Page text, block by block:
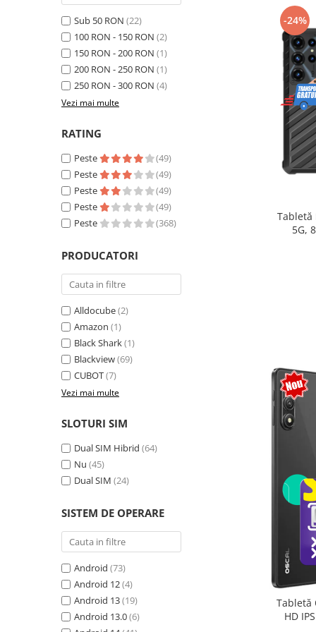
Telefoane mobile Realme
Telefoane mobile ZTE Nubia
Telefoane mobile ALTE BRANDURI
Tablete PC, mini PC si laptopuri
Tablete PC
Tablete pc cu proiector video
Laptop-uri
Monitoare pc
TV si Proiectoare Smart
Camere auto, home si sport
Camere auto DVR
Oglinzi auto smart cu camera
Camere Supraveghere
Mini Video Camera
Accesorii Camere Supraveghere
Casti Wireless
Casti cu Fir
Casti Profesionale
Ceasuri si Inele smart, bratari
Smartwatch
Ceasuri Smart pentru copii
Bratari Fitness
Accesorii Smartwatch
Trotinete electrice si accesorii
Sub 50 RON (22)
100 RON - 150 RON (2)
150 RON - 200 RON (1)
200 RON - 250 RON (1)
250 RON - 300 RON (4)
Vezi mai multe
RATING
Peste
(49)
Peste
(49)
Peste
(49)
Peste
(49)
Peste
(368)
PRODUCATORI
Alldocube(2)
Amazon (1)
Black Shark(1)
Blackview(69)
CUBOT(7)
Vezi mai multe
SLOTURI SIM
Dual SIM Hibrid (64)
Nu (45)
Dual SIM (24)
SISTEM DE OPERARE
Android (73)
Android 12(4)
Android 13(19)
Android 13.0(6)
-24%
Tabletă
5G,
Tabletă
HD